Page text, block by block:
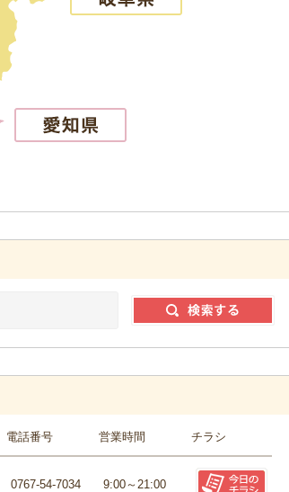
電話番号 営業時間 チラシ
0767-54-7034 9:00～21:00